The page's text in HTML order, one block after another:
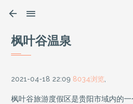
枫叶谷温泉
2021-04-18 22:09 8034浏览
枫叶谷旅游度假区是贵阳市域内的